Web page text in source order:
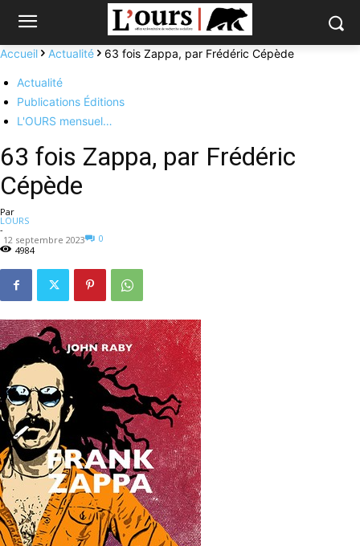
Accueil Actualité 63 fois Zappa, par Frédéric Cépède
Actualité
Publications Éditions
L'OURS mensuel…
63 fois Zappa, par Frédéric
Cépède
Par
LOURS
-
12 septembre 2023
0
4984